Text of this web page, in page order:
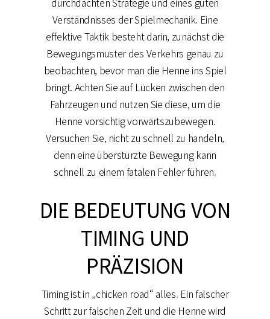
Verständnisses der Spielmechanik. Eine
effektive Taktik besteht darin, zunächst die
Bewegungsmuster des Verkehrs genau zu
beobachten, bevor man die Henne ins Spiel
bringt. Achten Sie auf Lücken zwischen den
Fahrzeugen und nutzen Sie diese, um die
Henne vorsichtig vorwärtszubewegen.
Versuchen Sie, nicht zu schnell zu handeln,
denn eine überstürzte Bewegung kann
schnell zu einem fatalen Fehler führen.
DIE BEDEUTUNG VON
TIMING UND
PRÄZISION
Timing ist in „chicken road“ alles. Ein falscher
Schritt zur falschen Zeit und die Henne wird